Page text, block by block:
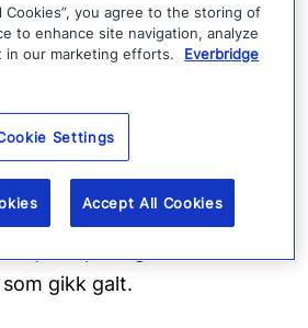
problemer og responder
signalberikelse,
endringstelemetri og
plattform for
alle hendelser for å
gikk galt.
Cookies”, you agree to the storing of
to enhance site navigation, analyze
in our marketing efforts.
Everbridge
Settings
Accept All Cookies